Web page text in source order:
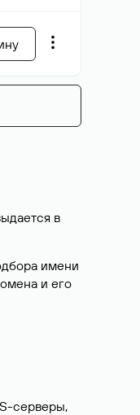
в
имени
и его
серверы,